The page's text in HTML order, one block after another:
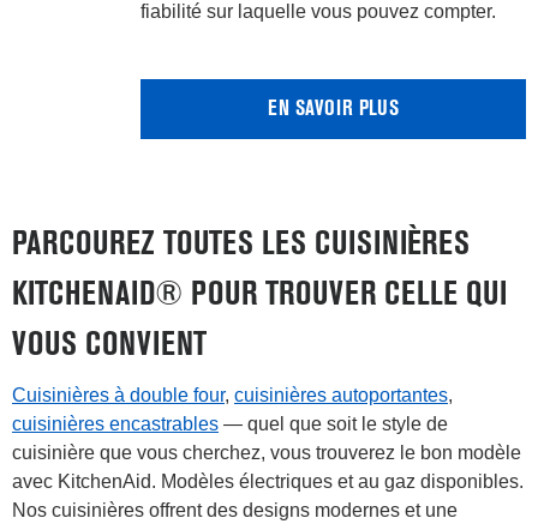
fiabilité sur laquelle vous pouvez compter.
EN SAVOIR PLUS
PARCOUREZ TOUTES LES CUISINIÈRES
KITCHENAID® POUR TROUVER CELLE QUI
VOUS CONVIENT
Cuisinières à double four, cuisinières autoportantes,
cuisinières encastrables — quel que soit le style de
cuisinière que vous cherchez, vous trouverez le bon modèle
avec KitchenAid. Modèles électriques et au gaz disponibles.
Nos cuisinières offrent des designs modernes et une